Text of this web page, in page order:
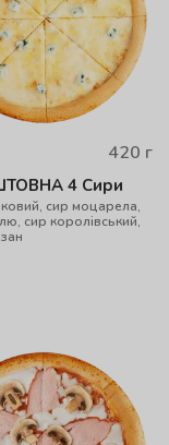
420 г
4 Сири
сир моцарела,
сир королівський,